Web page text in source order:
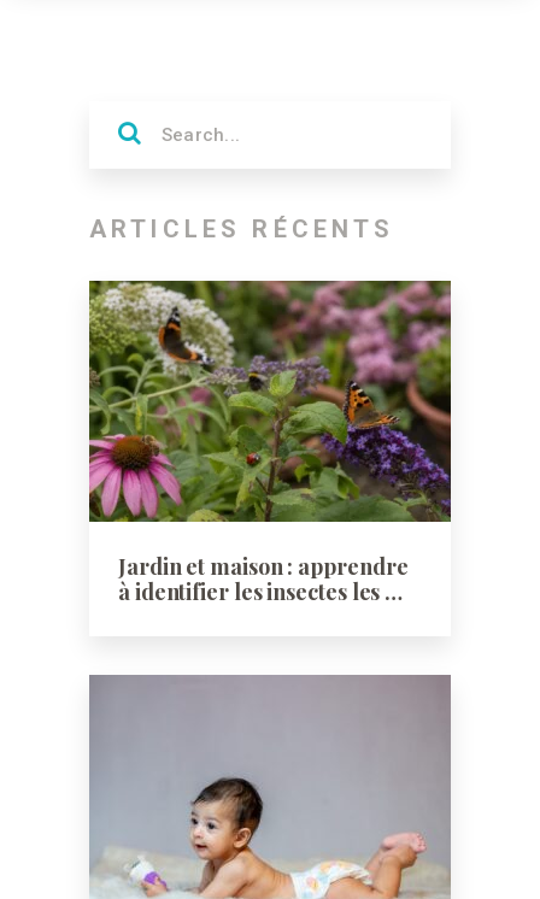
ARTICLES RÉCENTS
Jardin et maison : apprendre
à identifier les insectes les …